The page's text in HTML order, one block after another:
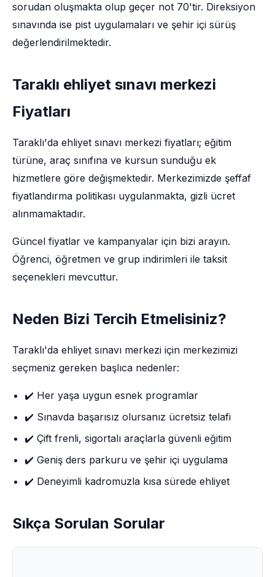
sorudan oluşmakta olup geçer not 70'tir. Direksiyon
sınavında ise pist uygulamaları ve şehir içi sürüş
değerlendirilmektedir.
Taraklı ehliyet sınavı merkezi
Fiyatları
Taraklı'da ehliyet sınavı merkezi fiyatları; eğitim
türüne, araç sınıfına ve kursun sunduğu ek
hizmetlere göre değişmektedir. Merkezimizde şeffaf
fiyatlandırma politikası uygulanmakta, gizli ücret
alınmamaktadır.
Güncel fiyatlar ve kampanyalar için bizi arayın.
Öğrenci, öğretmen ve grup indirimleri ile taksit
seçenekleri mevcuttur.
Neden Bizi Tercih Etmelisiniz?
Taraklı'da ehliyet sınavı merkezi için merkezimizi
seçmeniz gereken başlıca nedenler:
✔️ Her yaşa uygun esnek programlar
✔️ Sınavda başarısız olursanız ücretsiz telafi
✔️ Çift frenli, sigortalı araçlarla güvenli eğitim
✔️ Geniş ders parkuru ve şehir içi uygulama
✔️ Deneyimli kadromuzla kısa sürede ehliyet
Sıkça Sorulan Sorular